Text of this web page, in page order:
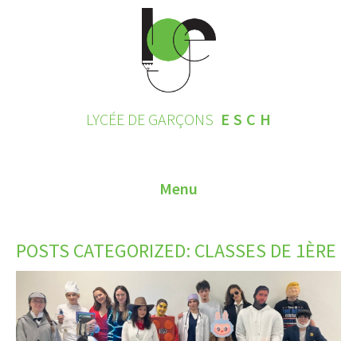
LYCÉE DE GARÇONS ESCH
Menu
CONTACT
INSCRIPTIONS 2026
LE LYCÉE
POSTS CATEGORIZED: CLASSES DE 1ÈRE